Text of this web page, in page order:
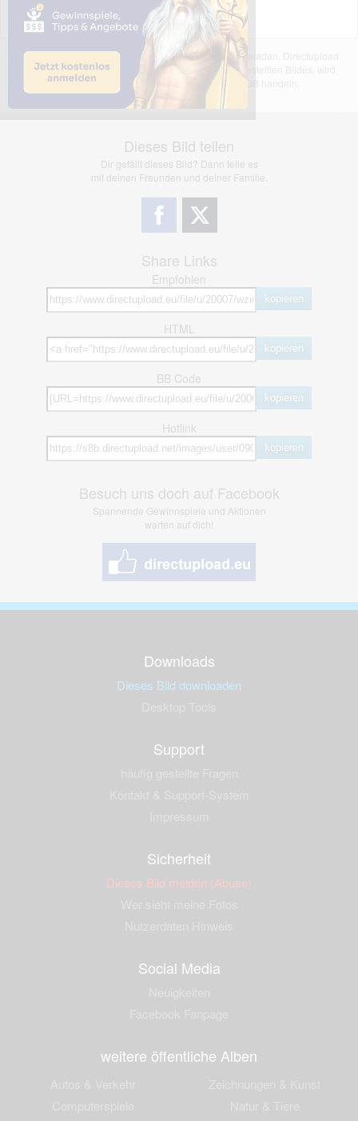
Das dargestellte Bild wurde von einem Nutzer hochgeladen. Directupload
übernimmt keinerlei Haftung für den Inhalt des dargestellten Bildes, wird
jedoch bei Verstößen nach §2(3) unserer AGB handeln.
Dieses Bild teilen
Dir gefällt dieses Bild? Dann teile es
mit deinen Freunden und deiner Familie.
Share Links
Empfohlen
kopieren
HTML
kopieren
BB Code
kopieren
Hotlink
kopieren
Besuch uns doch auf Facebook
Spannende Gewinnspiele und Aktionen
warten auf dich!
Downloads
Dieses Bild downloaden
Support
Sicherheit
Dieses Bild melden (Abuse)
Social Media
weitere öffentliche Alben